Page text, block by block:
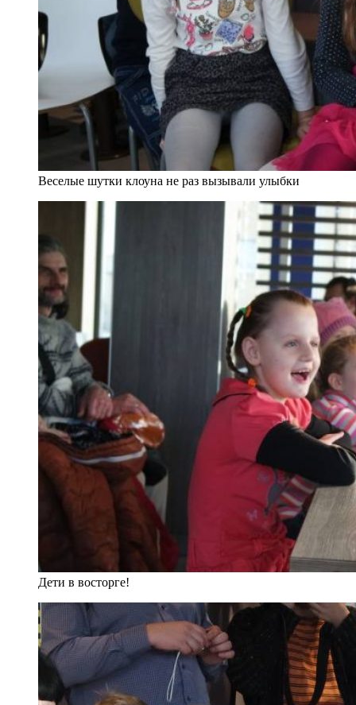
Веселые шутки клоуна не раз вызывали улыбки
Дети в восторге!